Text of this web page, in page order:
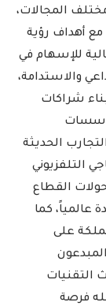
المجالات،
مع أهداف رؤية
مثالية للإسهام في
والاستدامة،
شراكات
الحديثة
التلفزيوني
القطاع
عالمياً، كما
على
التقنيات
فرصة